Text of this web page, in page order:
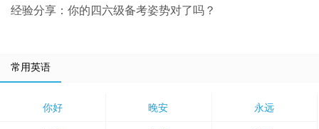
经验分享：你的四六级备考姿势对了吗？
常用英语
你好 晚安 永远